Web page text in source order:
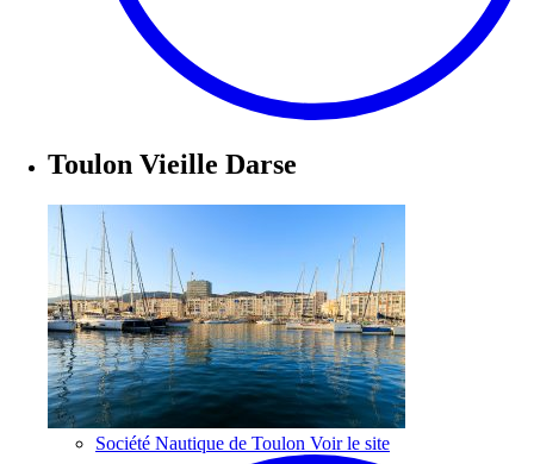
Toulon Vieille Darse
Société Nautique de Toulon Voir le site